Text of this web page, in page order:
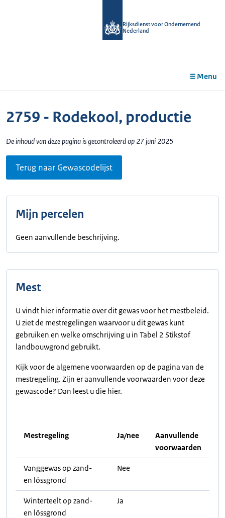
Rijksdienst voor Ondernemend
Nederland
Menu
2759 - Rodekool, productie
De inhoud van deze pagina is gecontroleerd op 27 juni 2025
Terug naar Gewascodelijst
Mijn percelen
Geen aanvullende beschrijving.
Mest
U vindt hier informatie over dit gewas voor het mestbeleid.
U ziet de mestregelingen waarvoor u dit gewas kunt
gebruiken en welke omschrijving u in Tabel 2 Stikstof
landbouwgrond gebruikt.
Kijk voor de algemene voorwaarden op de pagina van de
mestregeling. Zijn er aanvullende voorwaarden voor deze
gewascode? Dan leest u die hier.
Mestregeling Ja/nee
Aanvullende
voorwaarden
Vanggewas op zand-
en lössgrond
Nee
Winterteelt op zand-
en lössgrond
Ja